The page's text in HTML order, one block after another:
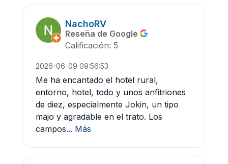
NachoRV
Reseña de Google
Calificación: 5
2026-06-09 09:56:53
Me ha encantado el hotel rural,
entorno, hotel, todo y unos anfitriones
de diez, especialmente Jokin, un tipo
majo y agradable en el trato. Los
campos... Más